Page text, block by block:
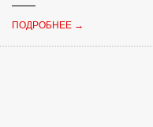
ПОДРОБНЕЕ →